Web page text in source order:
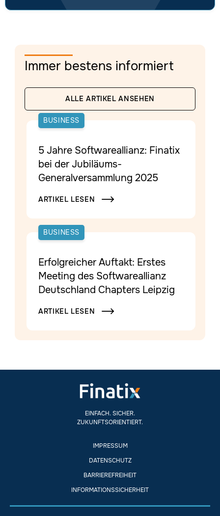
Immer bestens informiert
ALLE ARTIKEL ANSEHEN
BUSINESS
5 Jahre Softwareallianz: Finatix
bei der Jubiläums-
Generalversammlung 2025
ARTIKEL LESEN 
BUSINESS
Erfolgreicher Auftakt: Erstes
Meeting des Softwareallianz
Deutschland Chapters Leipzig
ARTIKEL LESEN 
EINFACH. SICHER.
ZUKUNFTSORIENTIERT.
IMPRESSUM
DATENSCHUTZ
BARRIEREFREIHEIT
INFORMATIONSSICHERHEIT